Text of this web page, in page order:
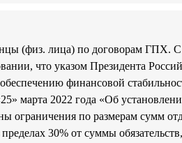
(физ. лица) по договорам ГПХ. С
что указом Президента
финансовой
марта 2022 года «Об
ограничения по размерам сумм
30% от суммы